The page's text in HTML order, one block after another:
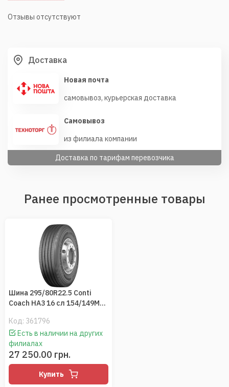
Отзывы отсутствуют
Доставка
Новая почта
самовывоз, курьерская доставка
Самовывоз
из филиала компании
Доставка по тарифам перевозчика
Ранее просмотренные товары
Код: 361796
Шина 295/80R22.5 Conti
Coach HA3 16 сл 154/149M
универсальные
Есть в наличии на других
филиалах
27 250.00 грн.
Купить